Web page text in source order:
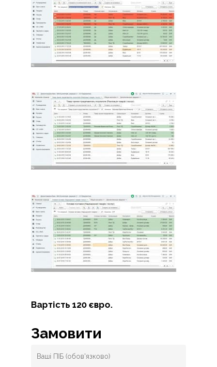
Вартість 120 євро.
Замовити